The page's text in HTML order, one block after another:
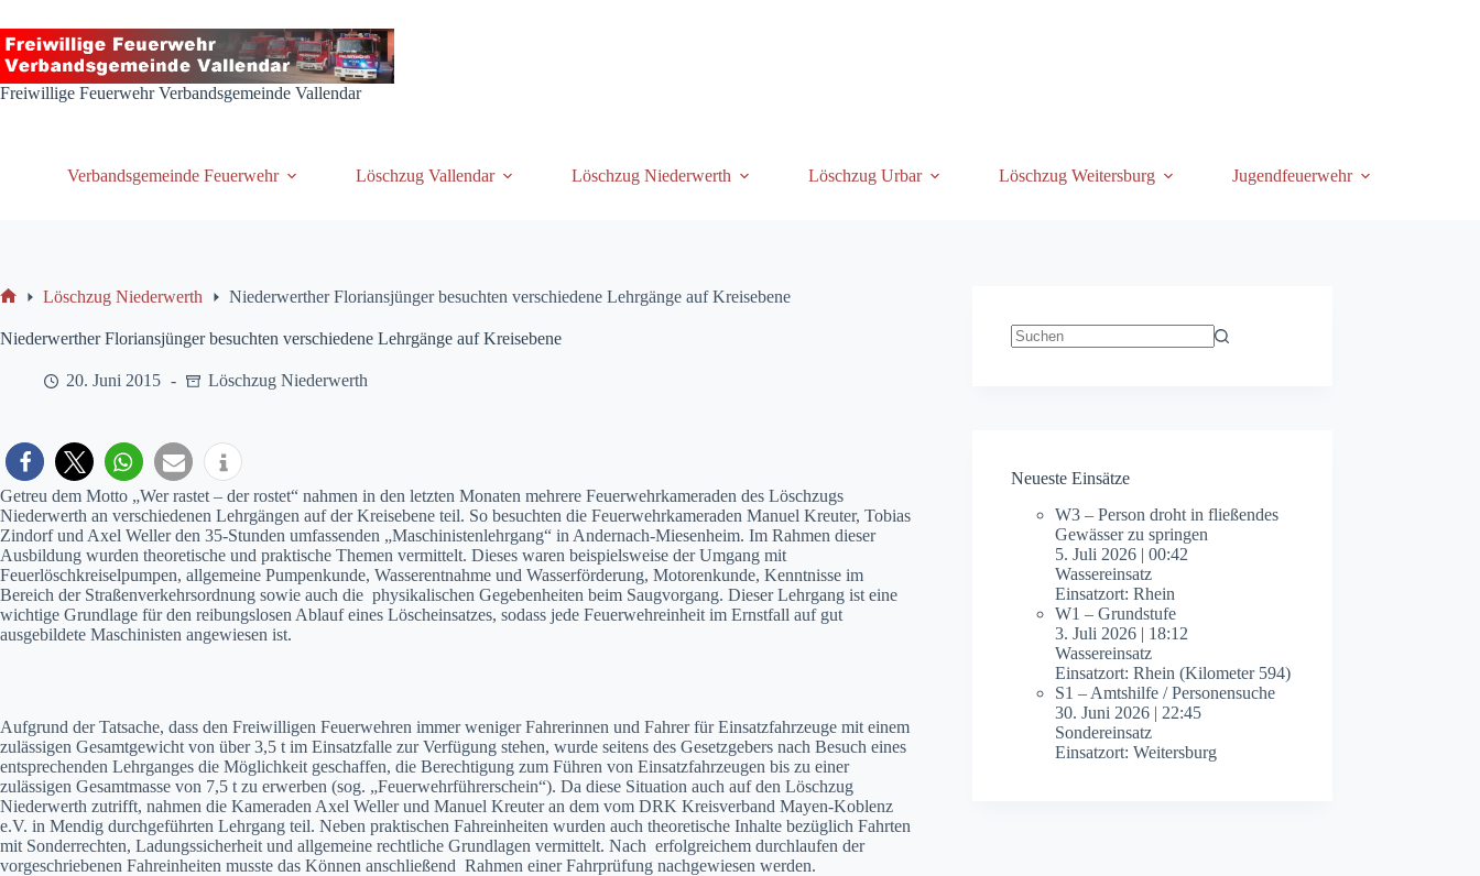
Inhalt
springen
Freiwillige Feuerwehr Verbandsgemeinde Vallendar
Verbandsgemeinde Feuerwehr Löschzug Vallendar Löschzug Niederwerth Löschzug Urbar Löschzug Weitersburg Jugendfeuerwehr
Löschzug Niederwerth Niederwerther Floriansjünger besuchten verschiedene Lehrgänge auf Kreisebene
Niederwerther Floriansjünger besuchten verschiedene Lehrgänge auf Kreisebene
20. Juni 2015 Löschzug Niederwerth
Getreu dem Motto „Wer rastet – der rostet“ nahmen in den letzten Monaten mehrere Feuerwehrkameraden des Löschzugs
Niederwerth an verschiedenen Lehrgängen auf der Kreisebene teil. So besuchten die Feuerwehrkameraden Manuel Kreuter, Tobias
Zindorf und Axel Weller den 35-Stunden umfassenden „Maschinistenlehrgang“ in Andernach-Miesenheim. Im Rahmen dieser
Ausbildung wurden theoretische und praktische Themen vermittelt. Dieses waren beispielsweise der Umgang mit
Feuerlöschkreiselpumpen, allgemeine Pumpenkunde, Wasserentnahme und Wasserförderung, Motorenkunde, Kenntnisse im
Bereich der Straßenverkehrsordnung sowie auch die physikalischen Gegebenheiten beim Saugvorgang. Dieser Lehrgang ist eine
wichtige Grundlage für den reibungslosen Ablauf eines Löscheinsatzes, sodass jede Feuerwehreinheit im Ernstfall auf gut
ausgebildete Maschinisten angewiesen ist.
Aufgrund der Tatsache, dass den Freiwilligen Feuerwehren immer weniger Fahrerinnen und Fahrer für Einsatzfahrzeuge mit einem
zulässigen Gesamtgewicht von über 3,5 t im Einsatzfalle zur Verfügung stehen, wurde seitens des Gesetzgebers nach Besuch eines
entsprechenden Lehrganges die Möglichkeit geschaffen, die Berechtigung zum Führen von Einsatzfahrzeugen bis zu einer
zulässigen Gesamtmasse von 7,5 t zu erwerben (sog. „Feuerwehrführerschein“). Da diese Situation auch auf den Löschzug
Niederwerth zutrifft, nahmen die Kameraden Axel Weller und Manuel Kreuter an dem vom DRK Kreisverband Mayen-Koblenz
e.V. in Mendig durchgeführten Lehrgang teil. Neben praktischen Fahreinheiten wurden auch theoretische Inhalte bezüglich Fahrten
mit Sonderrechten, Ladungssicherheit und allgemeine rechtliche Grundlagen vermittelt. Nach erfolgreichem durchlaufen der
vorgeschriebenen Fahreinheiten musste das Können anschließend Rahmen einer Fahrprüfung nachgewiesen werden.
Neueste Einsätze
W3 – Person droht in fließendes
Gewässer zu springen
5. Juli 2026 |00:42
Wassereinsatz
Einsatzort: Rhein
W1 – Grundstufe
3. Juli 2026 | 18:12
Wassereinsatz
Einsatzort: Rhein (Kilometer 594)
S1 – Amtshilfe / Personensuche
30. Juni 2026 | 22:45
Sondereinsatz
Einsatzort: Weitersburg